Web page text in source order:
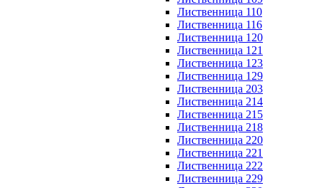
Лиственница 110
Лиственница 116
Лиственница 120
Лиственница 121
Лиственница 123
Лиственница 129
Лиственница 203
Лиственница 214
Лиственница 215
Лиственница 218
Лиственница 220
Лиственница 221
Лиственница 222
Лиственница 229